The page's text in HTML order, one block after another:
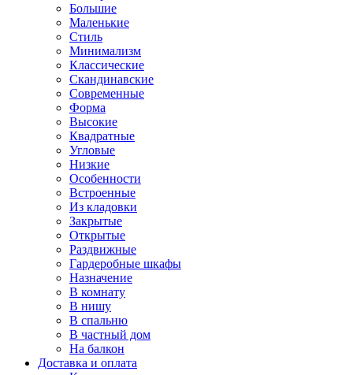
Большие
Маленькие
Стиль
Минимализм
Классические
Скандинавские
Современные
Форма
Высокие
Квадратные
Угловые
Низкие
Особенности
Встроенные
Из кладовки
Закрытые
Открытые
Раздвижные
Гардеробные шкафы
Назначение
В комнату
В нишу
В спальню
В частный дом
На балкон
Доставка и оплата